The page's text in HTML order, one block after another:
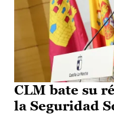
CLM bate su
la Seguridad